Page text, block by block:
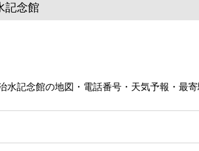
記念館
記念館の地図・電話番号・天気予報・最